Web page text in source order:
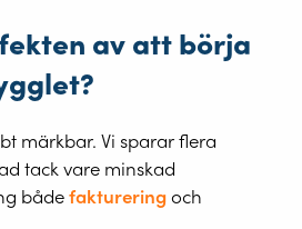
av att börja
märkbar. Vi sparar flera
tack vare minskad
bådefaktureringoch